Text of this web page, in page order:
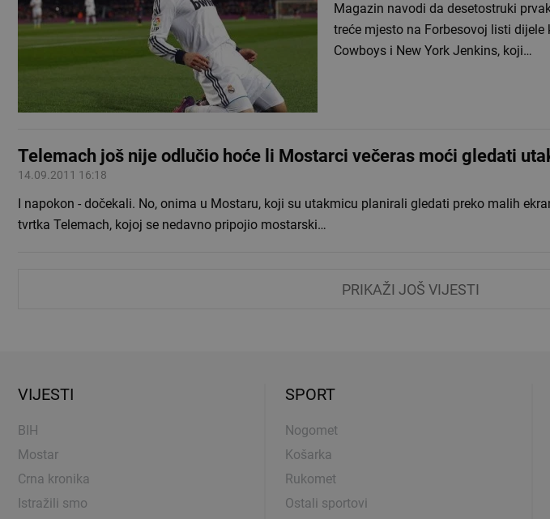
Magazin navodi da desetostruki
treće mjesto na Forbesovoj listi
Cowboys i New York Jenkins, koji…
Telemach još nije odlučio hoće li Mostarci večeras moći gledati
14.09.2011 16:18
I napokon - dočekali. No, onima u Mostaru, koji su utakmicu planirali gledati preko malih
tvrtka Telemach, kojoj se nedavno pripojio mostarski…
PRIKAŽI JOŠ VIJESTI
VIJESTI
BIH
Mostar
Crna kronika
Istražili smo
SPORT
Nogomet
Košarka
Rukomet
Ostali sportovi